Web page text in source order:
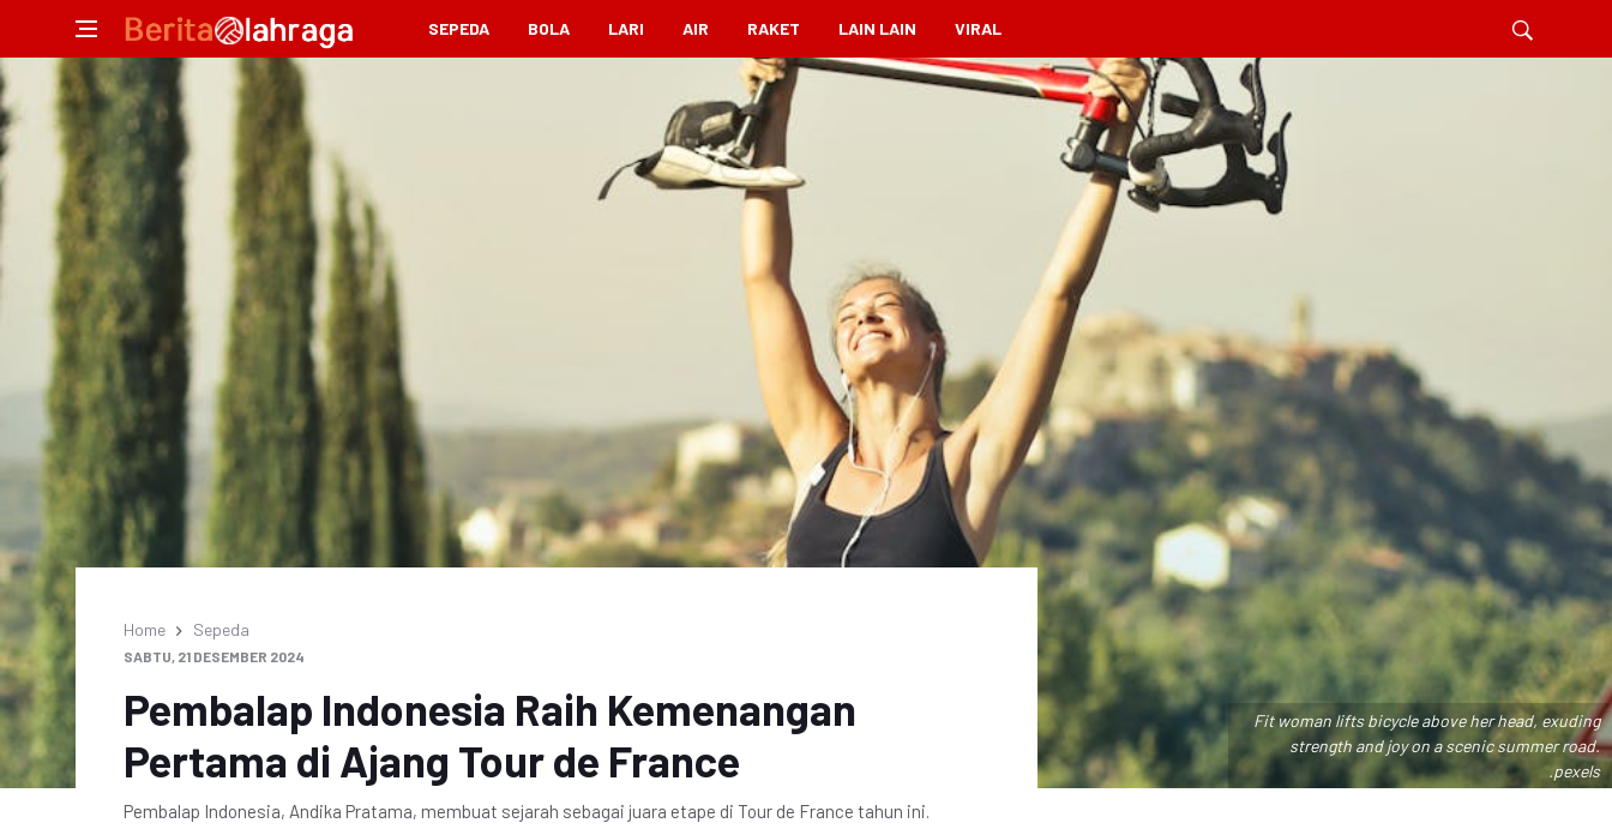
SEPEDA BOLA LARI AIR RAKET LAIN LAIN VIRAL
Fit woman lifts bicycle above her head, exuding
strength and joy on a scenic summer road.
.pexels
Home Sepeda
SABTU, 21 DESEMBER 2024
Pembalap Indonesia Raih Kemenangan
Pertama di Ajang Tour de France
Pembalap Indonesia, Andika Pratama, membuat sejarah sebagai juara etape di Tour de France tahun ini.